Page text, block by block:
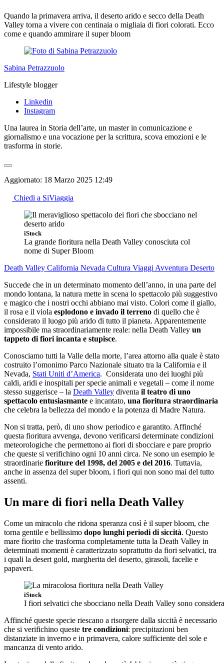
Quando la primavera arriva, il deserto arido e secco della Death
Valley torna a vivere con centinaia o migliaia di fiori colorati. Ecco
come e quando ammirare il super bloom
Sabina Petrazzuolo
Lifestyle blogger
Linkedin
Instagram
Una laurea in Storia dell’arte, un master in comunicazione e
giornalismo e una vocazione per la scrittura, scova emozioni e le
trasforma in storie.
Aggiornato: 18 Marzo 2025 12:49
Chiedi a SiViaggia
iStock
La grande fioritura nella Death Valley conosciuta col
nome di Super Bloom
Death Valley California Nevada Cultura Viaggi Avventura Deserto
Succede che in un determinato momento dell’anno, in una parte del
mondo lontana, la natura mette in scena lo spettacolo più suggestivo
e magico che i nostri occhi abbiano mai visto. Colori come il giallo,
il rosa e il viola esplodono e invado il terreno di quello che è
considerato il luogo più arido di tutto il pianeta. Apparentemente
impossibile ma straordinariamente reale: nella Death Valley un
tappeto di fiori incanta e stupisce.
Conosciamo tutti la Valle della morte, l’area attorno alla quale è stato
costruito l’omonimo Parco Nazionale situato tra la California e il
Nevada, Stati Uniti d’America. Considerata uno dei luoghi più
caldi, aridi e inospitali per specie animali e vegetali – come il nome
stesso suggerisce – la Death Valley diventa il teatro di uno
spettacolo entusiasmante e incantato, una fioritura straordinaria
che celebra la bellezza del mondo e la potenza di Madre Natura.
Non si tratta, però, di uno show periodico e garantito. Affinché
questa fioritura avvenga, devono verificarsi determinate condizioni
meteorologiche che permettono ai fiori di sbocciare e pare proprio
che queste si verifichino ogni 10 anni circa. Ne sono un esempio le
straordinarie fioriture del 1998, del 2005 e del 2016. Tuttavia,
anche in assenza del super bloom, i fiori qui non sono mai del tutto
assenti.
Un mare di fiori nella Death Valley
Come un miracolo che ridona speranza così è il super bloom, che
torna gentile e bellissimo dopo lunghi periodi di siccità. Questo
mare fiorito che trasforma completamente tutta la Death Valley in
determinati momenti è caratterizzato soprattutto da fiori selvatici, tra
i quali la desert gold, margherita del deserto, girasoli, facelie e
papaveri.
iStock
I fiori selvatici che sbocciano nella Death Valley sono
Affinché queste specie riescano a risorgere dalla siccità è necessario
che si verifichino queste tre condizioni: precipitazioni ben
distanziate in inverno e in primavera, calore sufficiente del sole e
mancanza di vento arido.